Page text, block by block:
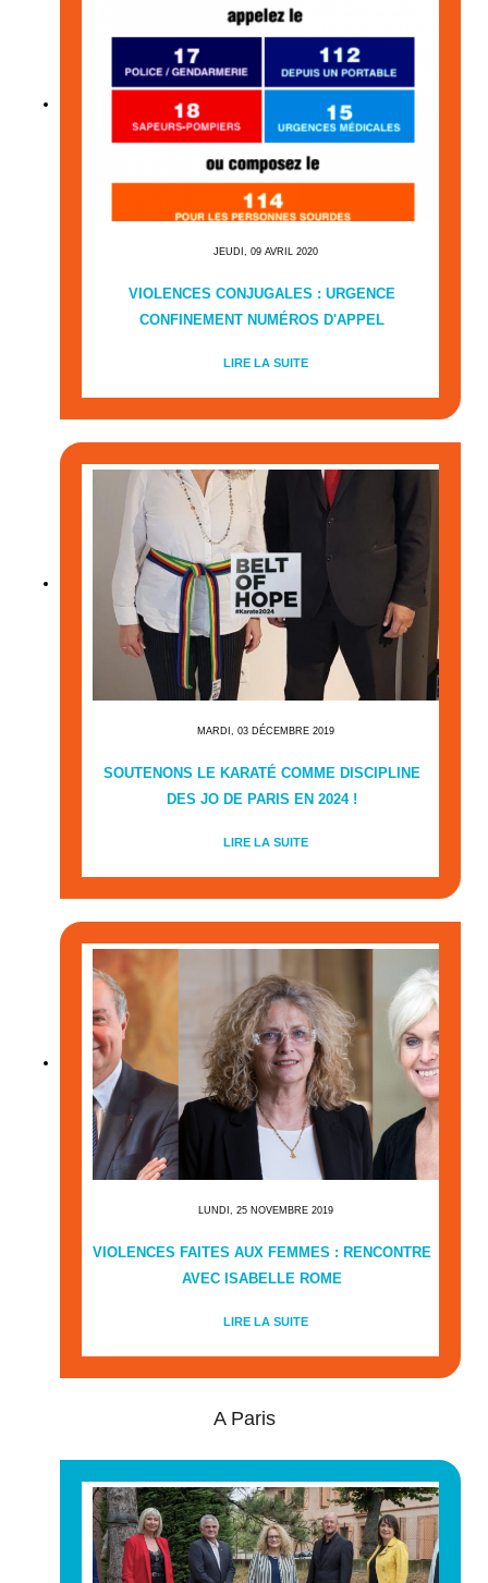
JEUDI, 09 AVRIL 2020
VIOLENCES CONJUGALES : URGENCE
CONFINEMENT NUMÉROS D'APPEL
LIRE LA SUITE
MARDI, 03 DÉCEMBRE 2019
SOUTENONS LE KARATÉ COMME DISCIPLINE
DES JO DE PARIS EN 2024 !
LIRE LA SUITE
LUNDI, 25 NOVEMBRE 2019
VIOLENCES FAITES AUX FEMMES : RENCONTRE
AVEC ISABELLE ROME
LIRE LA SUITE
A Paris